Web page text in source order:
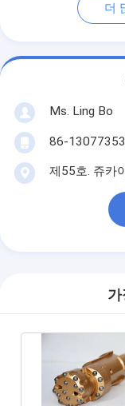
더
Ms. Ling Bo
86-
제55호. 쥬카
가